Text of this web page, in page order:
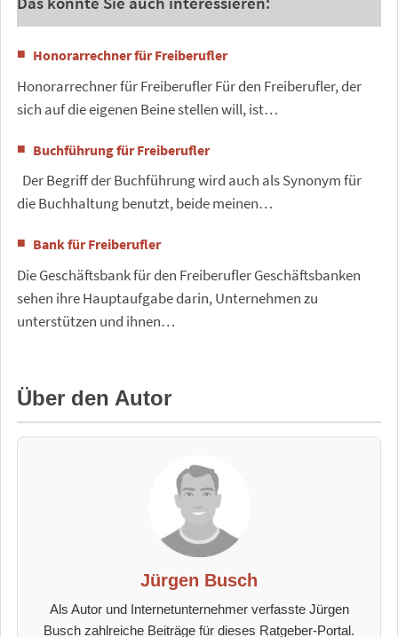
Honorarrechner für Freiberufler
Honorarrechner für Freiberufler Für den Freiberufler, der
sich auf die eigenen Beine stellen will, ist…
Buchführung für Freiberufler
Der Begriff der Buchführung wird auch als Synonym für
die Buchhaltung benutzt, beide meinen…
Bank für Freiberufler
Die Geschäftsbank für den Freiberufler Geschäftsbanken
sehen ihre Hauptaufgabe darin, Unternehmen zu
unterstützen und ihnen…
Über den Autor
Jürgen Busch
Als Autor und Internetunternehmer verfasste Jürgen
Busch zahlreiche Beiträge für dieses Ratgeber-Portal.